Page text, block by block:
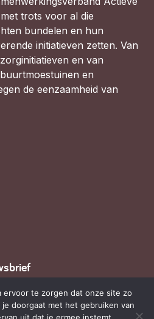
trots voor al die
bundelen en hun
initiatieven zetten. Van
en van
en
de eenzaamheid van
nieuws, de agenda en
schrijf je in voor onze
ervoor te zorgen dat onze site zo
doorgaat met het gebruiken van